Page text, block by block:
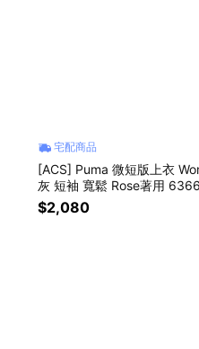
宅配商品
[ACS] Puma 微短版上衣
灰 短袖 寬鬆 Rose著用
$2,080